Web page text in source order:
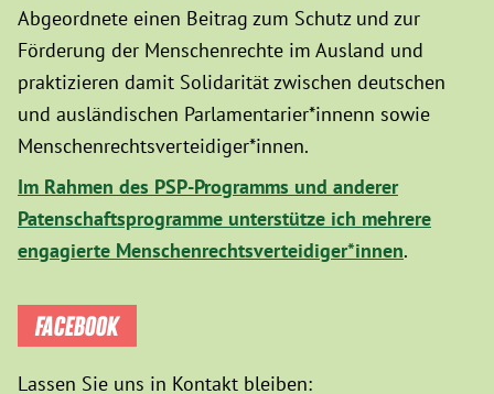
Abgeordnete einen Beitrag zum Schutz und zur
Förderung der Menschenrechte im Ausland und
praktizieren damit Solidarität zwischen deutschen
und ausländischen Parlamentarier*innenn sowie
Menschenrechtsverteidiger*innen.
Im Rahmen des PSP-Programms und anderer
Patenschaftsprogramme unterstütze ich mehrere
engagierte Menschenrechtsverteidiger*innen.
FACEBOOK
Lassen Sie uns in Kontakt bleiben: